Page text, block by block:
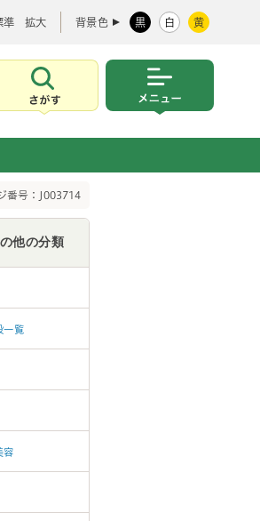
準 拡大 背景色 黒 白 黄
さがす
番号：J003714
他の分類
一覧
容